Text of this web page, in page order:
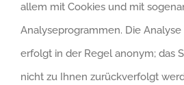
allem mit Cookies und mit
Analyseprogrammen. Die
erfolgt in der Regel anonym; das
nicht zu Ihnen zurückverfolgt